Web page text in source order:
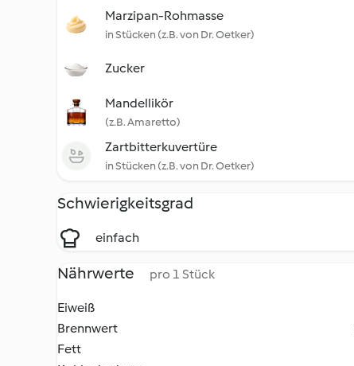
Marzipan-Rohmasse
in Stücken (z.B. von Dr. Oetker)
Zucker
Mandellikör
(z.B. Amaretto)
Zartbitterkuvertüre
in Stücken (z.B. von Dr. Oetker)
Schwierigkeitsgrad
einfach
Nährwerte pro 1 Stück
Eiweiß
Brennwert
Fett